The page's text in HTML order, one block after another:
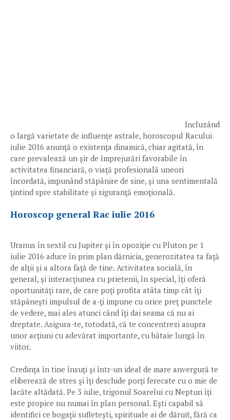
Incluzând
o largă varietate de influenţe astrale, horoscopul Racului
iulie 2016 anunţă o existenţa dinamică, chiar agitată, în
care prevalează un şir de împrejurări favorabile în
activitatea financiară, o viaţă profesională uneori
încordată, impunând stăpânire de sine, şi una sentimentală
ţintind spre stabilitate şi siguranţă emoţională.
Horoscop general Rac iulie 2016
Uranus în sextil cu Jupiter şi în opoziţie cu Pluton pe 1
iulie 2016 aduce în prim plan dărnicia, generozitatea ta faţă
de alţii şi a altora faţă de tine. Activitatea socială, în
general, şi interacţiunea cu prietenii, în special, îţi oferă
oportunităţi rare, de care poţi profita atâta timp cât îţi
stăpâneşti impulsul de a-ţi impune cu orice preţ punctele
de vedere, mai ales atunci când îţi dai seama că nu ai
dreptate. Asigura-te, totodată, că te concentrezi asupra
unor acţiuni cu adevărat importante, cu bătaie lungă în
viitor.
Credinţa în tine însuţi şi într-un ideal de mare anvergură te
eliberează de stres şi îţi deschide porţi ferecate cu o mie de
lacăte altădată. Pe 3 iulie, trigonul Soarelui cu Neptun îţi
este propice nu numai în plan personal. Eşti capabil să
identifici ce bogaţii sufleteşti, spirituale ai de dăruit, fără ca